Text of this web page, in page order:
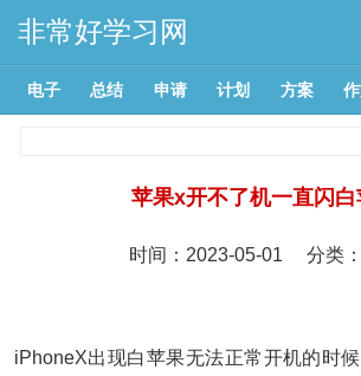
非常好学习网
电子 总结 申请 计划 方案
苹果x开不了机一直闪白
时间：2023-05-01 分类：
iPhoneX出现白苹果无法正常开机的时